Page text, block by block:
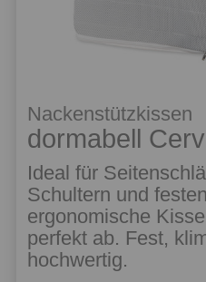
Nackenstützkissen
dormabell
Ideal für
Schultern und
ergonomische
perfekt ab. Fest,
hochwertig.